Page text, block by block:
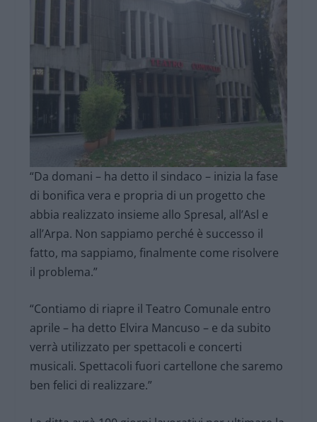
“Da domani – ha detto il sindaco – inizia la fase
di bonifica vera e propria di un progetto che
abbia realizzato insieme allo Spresal, all’Asl e
all’Arpa. Non sappiamo perché è successo il
fatto, ma sappiamo, finalmente come risolvere
il problema.”
“Contiamo di riapre il Teatro Comunale entro
aprile – ha detto Elvira Mancuso – e da subito
verrà utilizzato per spettacoli e concerti
musicali. Spettacoli fuori cartellone che saremo
ben felici di realizzare.”